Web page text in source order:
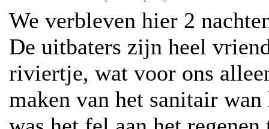
We verbleven hier 2
De uitbaters zijn heel
riviertje, wat voor ons
maken van het sanitair